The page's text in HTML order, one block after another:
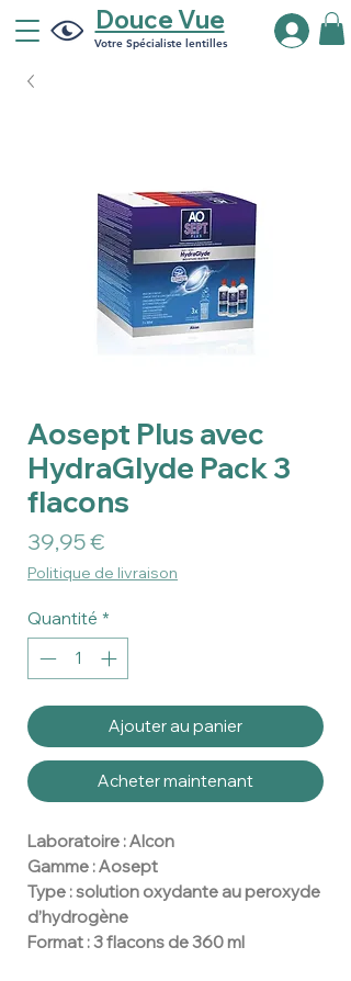
Douce Vue
Votre Spécialiste lentilles
Aosept Plus avec
HydraGlyde Pack 3
flacons
39,95 €Prix
Politique de livraison
Quantité *
Ajouter au panier
Acheter maintenant
Laboratoire : Alcon
Gamme : Aosept
Type : solution oxydante au peroxyde
d’hydrogène
Format : 3 flacons de 360 ml